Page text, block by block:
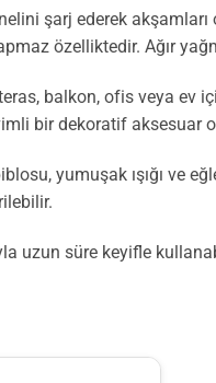
şarj ederek
özelliktedir. Ağır
balkon, ofis veya
bir dekoratif aksesuar
yumuşak ışığı ve
uzun süre keyifle